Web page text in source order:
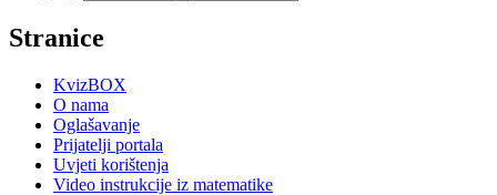
Stranice
KvizBOX
O nama
Oglašavanje
Prijatelji portala
Uvjeti korištenja
Video instrukcije iz matematike